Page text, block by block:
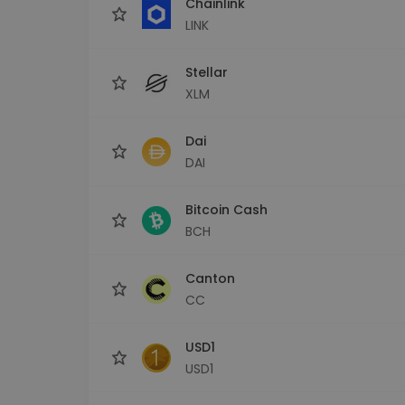
LINK
Stellar
XLM
Dai
DAI
Bitcoin Cash
BCH
Canton
CC
USD1
USD1